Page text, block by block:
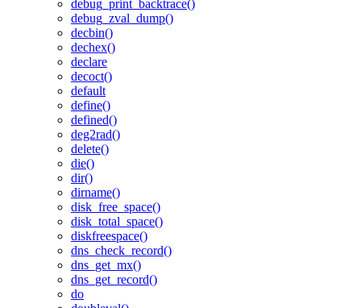
debug_print_backtrace()
debug_zval_dump()
decbin()
dechex()
declare
decoct()
default
define()
defined()
deg2rad()
delete()
die()
dir()
dirname()
disk_free_space()
disk_total_space()
diskfreespace()
dns_check_record()
dns_get_mx()
dns_get_record()
do